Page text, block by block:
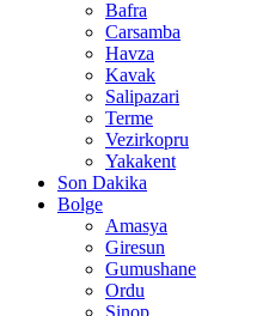
Bafra
Carsamba
Havza
Kavak
Salipazari
Terme
Vezirkopru
Yakakent
Son Dakika
Bolge
Amasya
Giresun
Gumushane
Ordu